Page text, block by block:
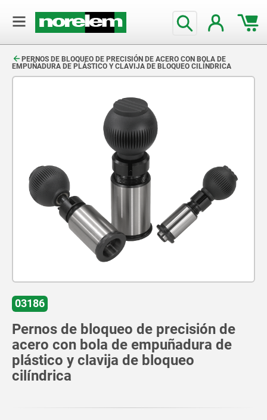
PERNOS DE BLOQUEO DE PRECISIÓN DE ACERO CON BOLA DE
EMPUÑADURA DE PLÁSTICO Y CLAVIJA DE BLOQUEO CILÍNDRICA
03186
Pernos de bloqueo de precisión de
acero con bola de empuñadura de
plástico y clavija de bloqueo
cilíndrica